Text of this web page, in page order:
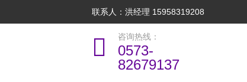
联系人：洪经理 15958319208
咨询热线：
0573-
82679137